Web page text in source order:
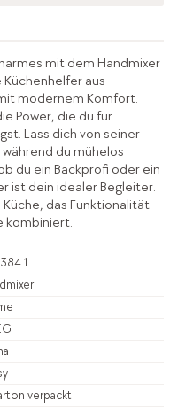
mit dem Handmixer
Küchenhelfer aus
modernem Komfort.
Power, die du für
Lass dich von seiner
du mühelos
du ein Backprofi oder ein
ist dein idealer Begleiter.
das Funktionalität
kombiniert.
verpackt